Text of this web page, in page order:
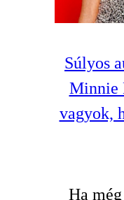
Súlyos
Minnie
vagyok,
Ha